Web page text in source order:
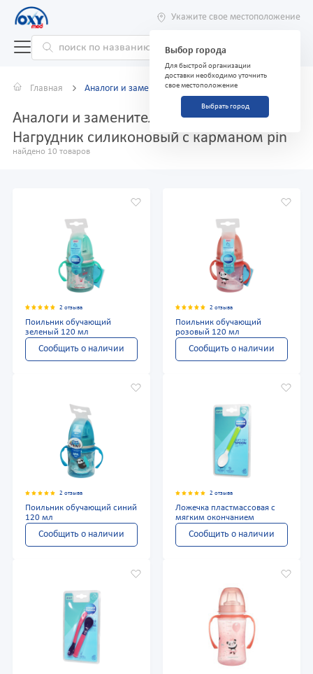
Укажите свое местоположение
Выбор города
Для быстрой организации
доставки необходимо уточнить
свое местоположение
Выбрать город
Главная Аналоги и заменители
Аналоги и заменители препарата
Нагрудник силиконовый с карманом pin
найдено 10 товаров
2 отзыва
Поильник обучающий
зеленый 120 мл
Сообщить о наличии
2 отзыва
Поильник обучающий
розовый 120 мл
Сообщить о наличии
2 отзыва
Поильник обучающий синий
120 мл
Сообщить о наличии
2 отзыва
Ложечка пластмассовая с
мягким окончанием
Сообщить о наличии